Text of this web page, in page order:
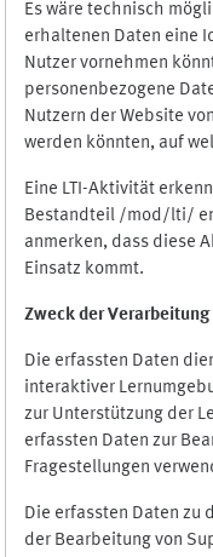
Es wäre technisch
erhaltenen Daten eine
Nutzer vornehmen
personenbezogene
Nutzern der Website
werden könnten, auf
Eine LTI-Aktivität
Bestandteil /mod/lti/
anmerken, dass diese
Einsatz kommt.
Zweck der Verarbeitung
Die erfassten Daten
interaktiver
zur Unterstützung der
erfassten Daten zur
Fragestellungen
Die erfassten Daten zu
der Bearbeitung von